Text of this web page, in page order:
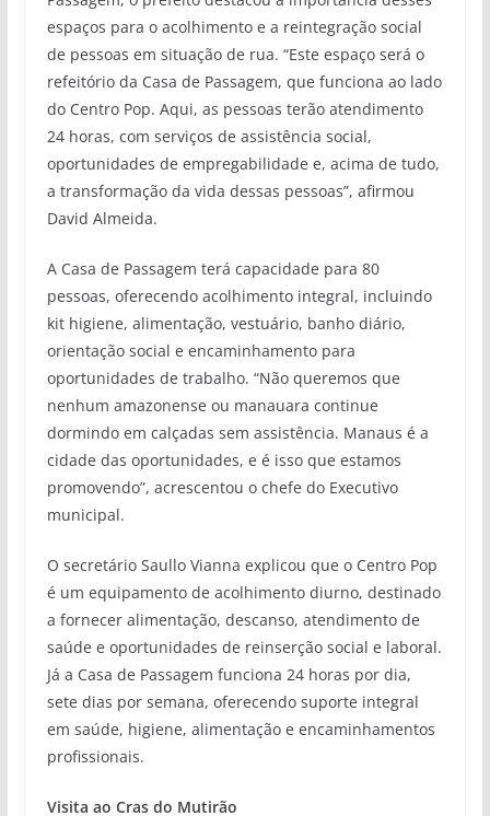
espaços para o acolhimento e a reintegração social
de pessoas em situação de rua. “Este espaço será o
refeitório da Casa de Passagem, que funciona ao lado
do Centro Pop. Aqui, as pessoas terão atendimento
24 horas, com serviços de assistência social,
oportunidades de empregabilidade e, acima de tudo,
a transformação da vida dessas pessoas”, afirmou
David Almeida.
A Casa de Passagem terá capacidade para 80
pessoas, oferecendo acolhimento integral, incluindo
kit higiene, alimentação, vestuário, banho diário,
orientação social e encaminhamento para
oportunidades de trabalho. “Não queremos que
nenhum amazonense ou manauara continue
dormindo em calçadas sem assistência. Manaus é a
cidade das oportunidades, e é isso que estamos
promovendo”, acrescentou o chefe do Executivo
municipal.
O secretário Saullo Vianna explicou que o Centro Pop
é um equipamento de acolhimento diurno, destinado
a fornecer alimentação, descanso, atendimento de
saúde e oportunidades de reinserção social e laboral.
Já a Casa de Passagem funciona 24 horas por dia,
sete dias por semana, oferecendo suporte integral
em saúde, higiene, alimentação e encaminhamentos
profissionais.
Visita ao Cras do Mutirão